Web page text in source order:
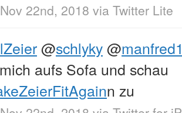
22nd, 2018 via Twitter Lite
@schlyky@
aufs Sofa und schau
n zu